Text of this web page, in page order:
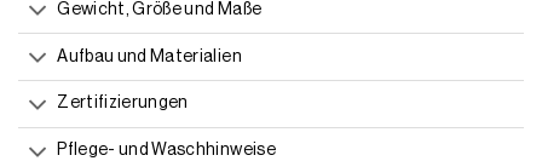
Gewicht, Größe und Maße
Aufbau und Materialien
Zertifizierungen
Pflege- und Waschhinweise